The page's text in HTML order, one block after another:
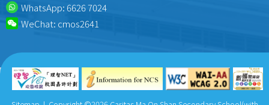
WhatsApp:6626 7024
WeChat: cmos2641